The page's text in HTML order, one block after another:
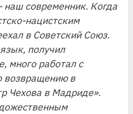
наш современник. Когда
нацистским
в Советский Союз.
получил
много работал с
возвращению в
Чехова в Мадриде».